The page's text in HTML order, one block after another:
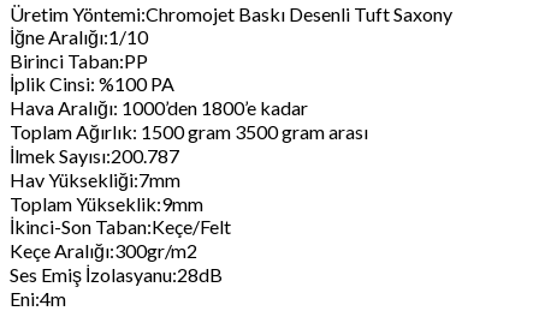
Üretim Yöntemi:Chromojet Baskı Desenli Tuft Saxony
İğne Aralığı:1/10
Birinci Taban:PP
İplik Cinsi: %100 PA
Hava Aralığı: 1000’den 1800’e kadar
Toplam Ağırlık: 1500 gram 3500 gram arası
İlmek Sayısı:200.787
Hav Yüksekliği:7mm
Toplam Yükseklik:9mm
İkinci-Son Taban:Keçe/Felt
Keçe Aralığı:300gr/m2
Ses Emiş İzolasyanu:28dB
Eni:4m